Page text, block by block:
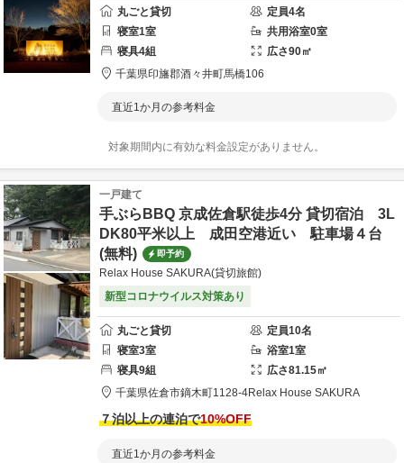
丸ごと貸切
定員4名
寝室1室 共用浴室0室
寝具4組 広さ90㎡
千葉県印旛郡酒々井町馬橋106
直近1か月の参考料金
対象期間内に有効な料金設定がありません。
一戸建て
手ぶらBBQ 京成佐倉駅徒歩4分 貸切宿泊 3L
DK80平米以上 成田空港近い 駐車場４台
(無料)
即予約
Relax House SAKURA(貸切旅館)
新型コロナウイルス対策あり
丸ごと貸切 定員10名
寝室3室 浴室1室
寝具9組 広さ81.15㎡
千葉県佐倉市鏑木町1128-4 Relax House SAKURA
７泊以上の連泊で10%OFF
直近1か月の参考料金